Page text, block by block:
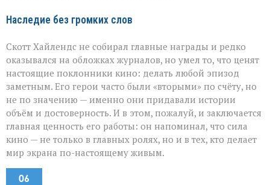
Наследие без громких слов
Скотт Хайлендс не собирал главные награды и редко
оказывался на обложках журналов, но умел то, что ценят
настоящие поклонники кино: делать любой эпизод
заметным. Его герои часто были «вторыми» по счёту, но
не по значению — именно они придавали истории
объём и достоверность. И в этом, пожалуй, и заключается
главная ценность его работы: он напоминал, что сила
кино — не только в главных ролях, но и в тех, кто делает
мир экрана по-настоящему живым.
06